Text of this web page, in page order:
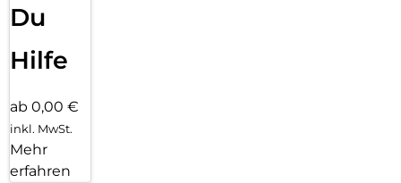
Du
Hilfe
ab 0,00 €
inkl. MwSt.
Mehr
erfahren